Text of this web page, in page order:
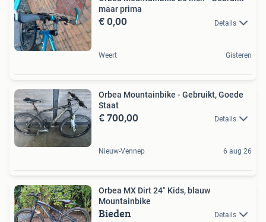
maar prima
€ 0,00 Details
Weert Gisteren
Orbea Mountainbike - Gebruikt, Goede
Staat
€ 700,00 Details
Nieuw-Vennep 6 aug 26
Orbea MX Dirt 24" Kids, blauw
Mountainbike
Bieden Details